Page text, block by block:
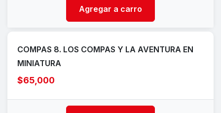
Agregar a carro
COMPAS 8. LOS COMPAS Y LA AVENTURA EN
MINIATURA
$65,000